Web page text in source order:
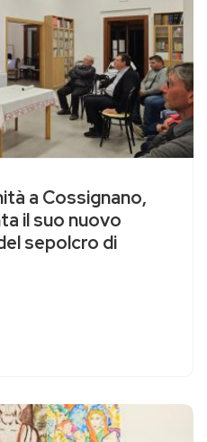
a Cossignano,
il suo nuovo
sepolcro di